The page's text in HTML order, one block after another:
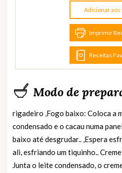
Adicionar
Imprimir
Receitas
Modo de
rigadeiro ,Fogo baixo: Coloca a
condensado e o cacau numa
baixo até desgrudar.. ,Espera
ali, esfriando um tiquinho..
Junta o leite condensado, o